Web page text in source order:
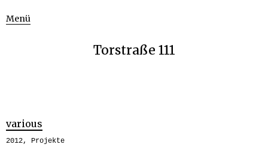
Menü
Torstraße 111
various
2012, Projekte